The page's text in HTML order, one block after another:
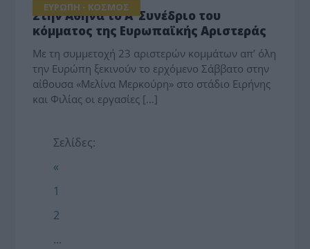
ΕΥΡΩΠΗ - ΚΟΣΜΟΣ
Στην Αθήνα το Α’ Συνέδριο του
κόμματος της Ευρωπαϊκής Αριστεράς
Με τη συμμετοχή 23 αριστερών κομμάτων απ’ όλη
την Ευρώπη ξεκινούν το ερχόμενο Σάββατο στην
αίθουσα «Μελίνα Μερκούρη» στο στάδιο Ειρήνης
και Φιλίας οι εργασίες […]
Σελίδες:
«
1
2
...